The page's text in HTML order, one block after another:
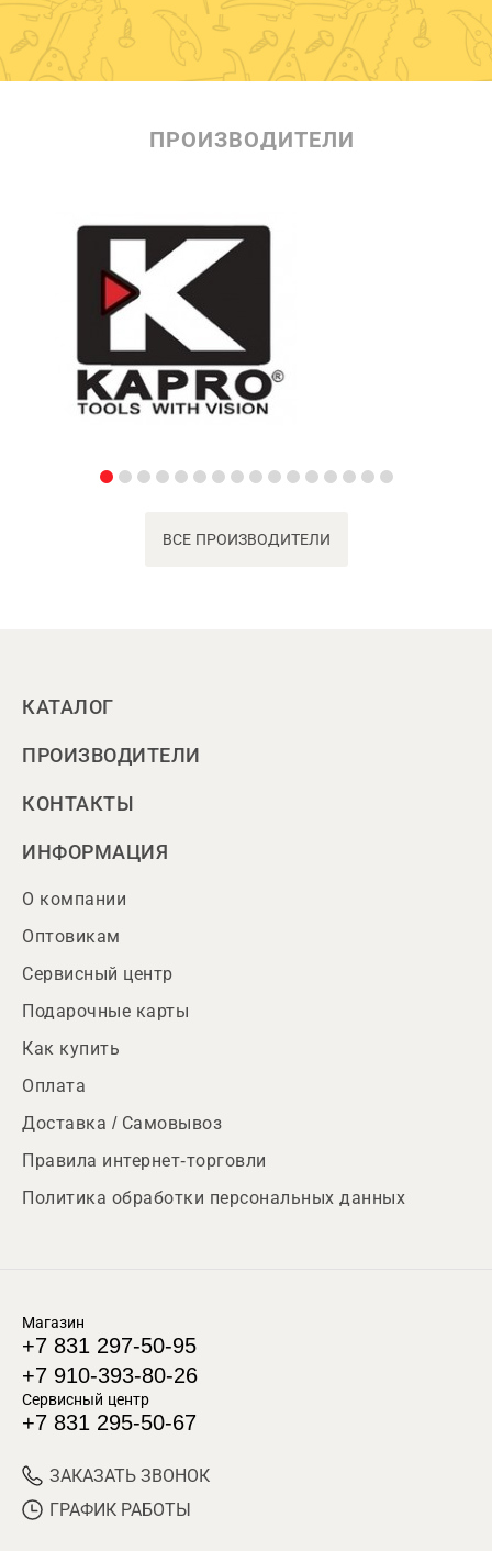
ПРОИЗВОДИТЕЛИ
ВСЕ ПРОИЗВОДИТЕЛИ
КАТАЛОГ
ПРОИЗВОДИТЕЛИ
КОНТАКТЫ
ИНФОРМАЦИЯ
О компании
Оптовикам
Сервисный центр
Подарочные карты
Как купить
Оплата
Доставка / Самовывоз
Правила интернет-торговли
Политика обработки персональных данных
Магазин
+7 831 297-50-95
+7 910-393-80-26
Сервисный центр
+7 831 295-50-67
ЗАКАЗАТЬ ЗВОНОК
ГРАФИК РАБОТЫ